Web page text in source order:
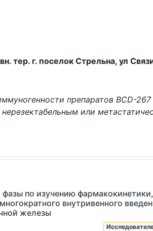
г. поселок Стрельна, ул
препаратов BCD-
или
по изучению
внутривенного
железы